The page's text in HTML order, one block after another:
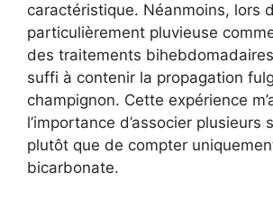
caractéristique. Néanmoins, lors
particulièrement pluvieuse
des traitements bihebdomadaires
suffi à contenir la propagation
champignon. Cette expérience
l’importance d’associer plusieurs
plutôt que de compter
bicarbonate.